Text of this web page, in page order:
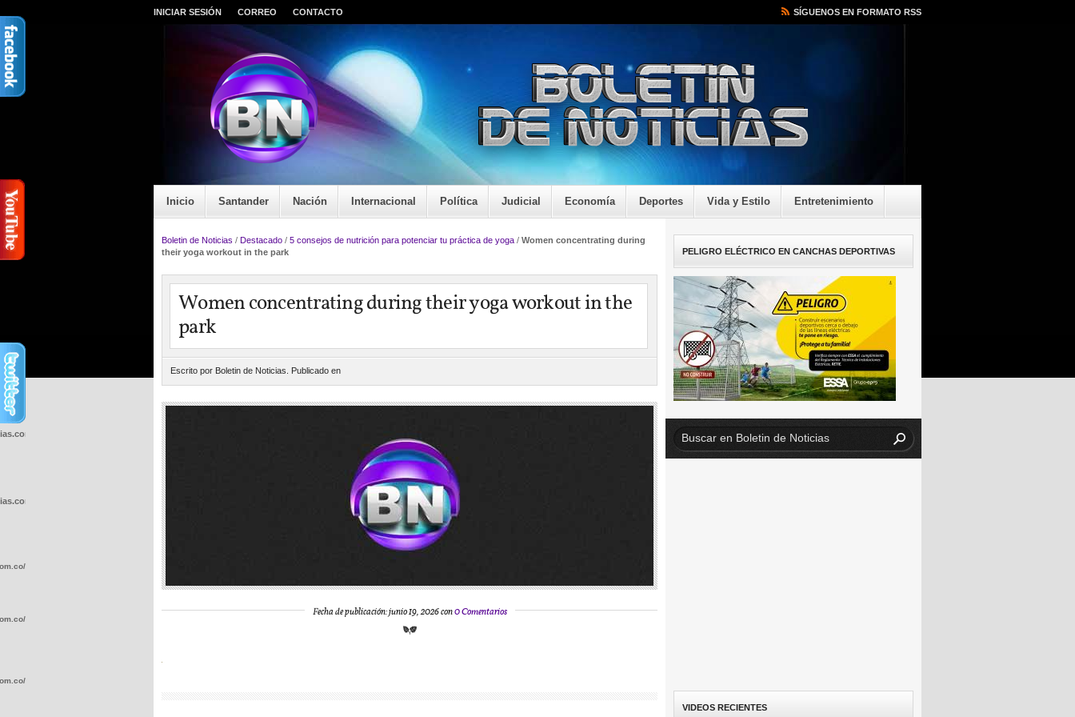
INICIAR SESIÓN CORREO CONTACTO SÍGUENOS EN FORMATO RSS
Inicio Santander Nación Internacional Política Judicial Economía Deportes Vida y Estilo Entretenimiento
Boletin de Noticias / Destacado / 5 consejos de nutrición para potenciar tu práctica de yoga / Women concentrating during
their yoga workout in the park
Women concentrating during their yoga workout in the
park
Escrito por Boletin de Noticias. Publicado en
Fecha de publicación: junio 19, 2026 con0 Comentarios
PELIGRO ELÉCTRICO EN CANCHAS DEPORTIVAS
VIDEOS RECIENTES
wp-
wp-
wp-
wp-
wp-